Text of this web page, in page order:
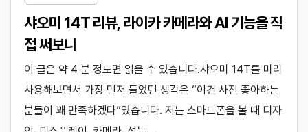
샤오미 14T 리뷰, 라이카 카메라와 AI 기능을 직
접 써보니
이 글은 약 4 분 정도면 읽을 수 있습니다.샤오미 14T를 미리
사용해보면서 가장 먼저 들었던 생각은 “이건 사진 좋아하는
분들이 꽤 만족하겠다”였습니다. 저는 스마트폰을 볼 때 디자